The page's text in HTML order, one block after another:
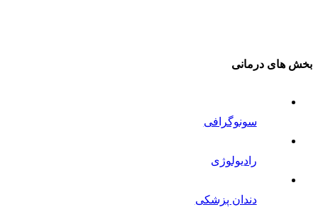
بخش های درمانی
سونوگرافی
رادیولوژی
دندان پزشکی